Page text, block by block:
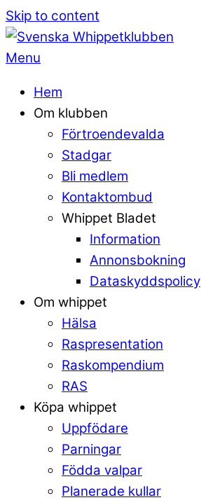
Skip to content
Menu
Hem
Om klubben
Förtroendevalda
Stadgar
Bli medlem
Kontaktombud
Whippet Bladet
Information
Annonsbokning
Dataskyddspolicy
Om whippet
Hälsa
Raspresentation
Raskompendium
RAS
Köpa whippet
Uppfödare
Parningar
Födda valpar
Planerade kullar